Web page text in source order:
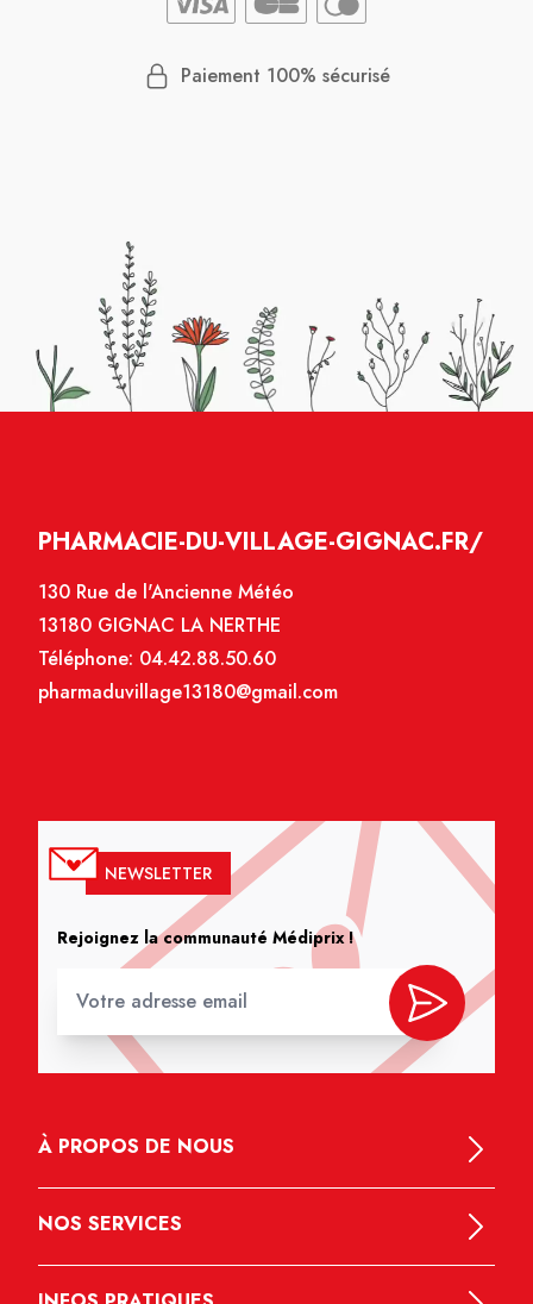
Paiement 100% sécurisé
PHARMACIE-DU-VILLAGE-GIGNAC.FR/
130 Rue de l'Ancienne Météo
13180 GIGNAC LA NERTHE
Téléphone: 04.42.88.50.60
pharmaduvillage13180@gmail.com
NEWSLETTER
Rejoignez la communauté Médiprix !
À PROPOS DE NOUS
NOS SERVICES